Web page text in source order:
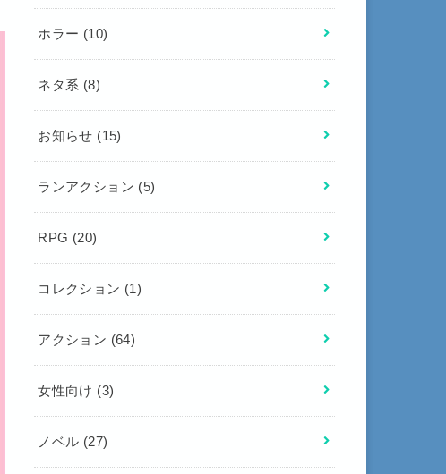
ホラー (10)
ネタ系 (8)
お知らせ (15)
ランアクション (5)
RPG (20)
コレクション (1)
アクション (64)
女性向け (3)
ノベル (27)